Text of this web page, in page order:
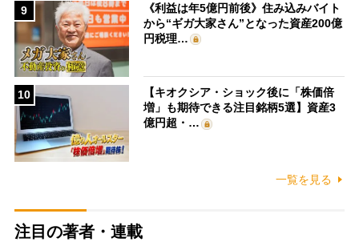
9
《利益は年5億円前後》住み込みバイト
から“ギガ大家さん”となった資産200億
円税理…
10
【キオクシア・ショック後に「株価倍
増」も期待できる注目銘柄5選】資産3
億円超・…
一覧を見る
注目の著者・連載